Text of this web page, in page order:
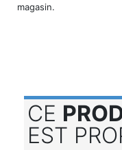
magasin.
CE
EST